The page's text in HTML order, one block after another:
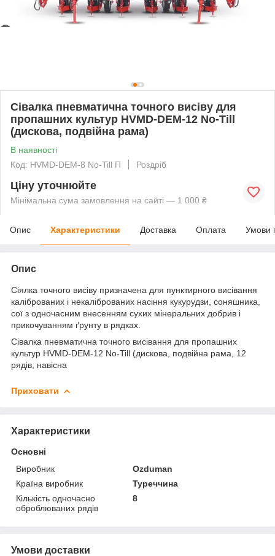
Сівалка пневматична точного висіву для
пропашних культур HVMD-DEM-12 No-Till
(дискова, подвійна рама)
В наявності
Код: HVMD-DEM-8 No-Till П
Роздріб
Ціну уточнюйте
Мінімальна сума замовлення на сайті — 1 000 ₴
Опис Характеристики Доставка Оплата Умови
Опис
Сіялка точного висіву призначена для пунктирного висівання
каліброваних і некаліброваних насіння кукурудзи, соняшника,
сої з одночасним внесенням сухих мінеральних добрив і
прикочуванням ґрунту в рядках.
Сівалка пневматична точного висівання для пропашних
культур HVMD-DEM-12 No-Till (дискова, подвійна рама, 12
рядів, навісна
Приховати
Характеристики
Основні
Виробник
Ozduman
Країна виробник
Туреччина
Кількість одночасно
оброблюваних рядів
8
Умови доставки